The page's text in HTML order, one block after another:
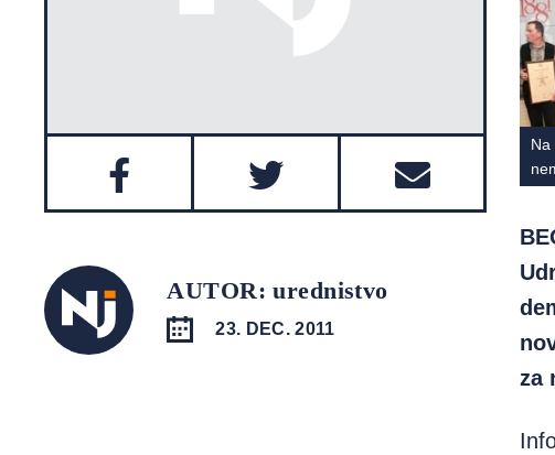
AUTOR: urednistvo
23. DEC. 2011
Na
za